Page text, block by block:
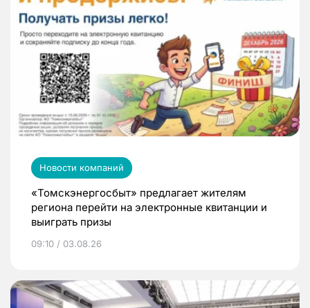
Новости компаний
«Томскэнергосбыт» предлагает жителям
региона перейти на электронные квитанции и
выиграть призы
09:10 / 03.08.26